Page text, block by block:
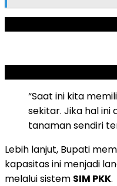
“Saat ini kita
sekitar. Jika hal ini
tanaman sendiri
Lebih lanjut, Bupati
kapasitas ini menjadi
melalui sistem SIM PKK.